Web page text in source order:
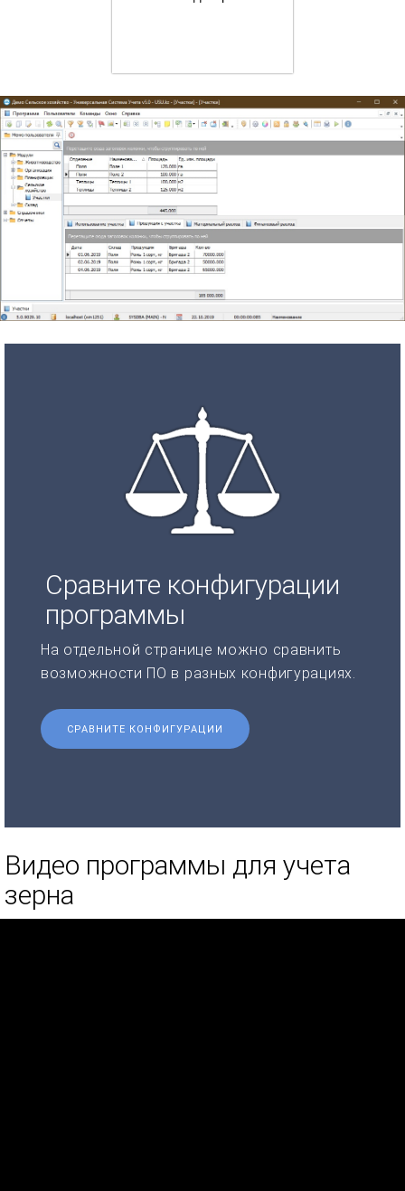
Сравните конфигурации
программы
На отдельной странице можно сравнить
возможности ПО в разных конфигурациях.
СРАВНИТЕ КОНФИГУРАЦИИ
Видео программы для учета
зерна